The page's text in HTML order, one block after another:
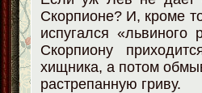
Скорпионе? И, кроме
испугался
Скорпиону
хищника, а потом
растрепанную гриву.